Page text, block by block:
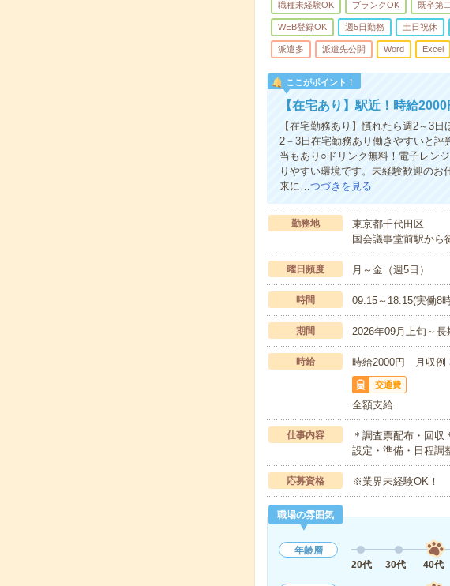
職種未経験OK ブランクOK 既卒第
WEB登録OK 週5日勤務 土日祝休
派遣多 派遣先公開 Word Excel
ここがポイント！
【在宅あり】駅近！時給
【在宅勤務あり】慣れたら週2～3
2－3日在宅勤務あり働きやすいと
当もあり○ドリンク無料！電子レン
りやすい環境です。未経験歓迎の
来に…つづきを見る
勤務地
東京都千代田区
国会議事堂前駅から
曜日頻度 月～金（週5日）
時間 09:15～18:15(実働
期間 2026年09月上旬～
時給 時給2000円 月収例
交通費
全額支給
仕事内容
＊調査票配布・回
設定・準備・日程
応募資格 ※業界未経験OK！
職場の雰囲気
年齢層
20代
30代 40代